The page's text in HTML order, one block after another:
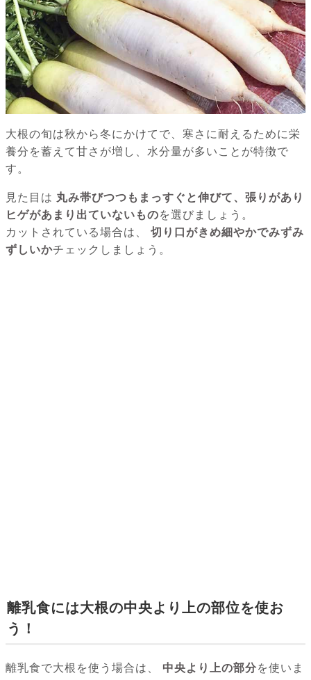
大根の旬は秋から冬にかけてで、寒さに耐えるために栄
養分を蓄えて甘さが増し、水分量が多いことが特徴で
す。
見た目は 丸み帯びつつもまっすぐと伸びて、張りがあり
ヒゲがあまり出ていないものを選びましょう。
カットされている場合は、
切り口がきめ細やかでみずみ
ずしいかチェックしましょう。
離乳食には大根の中央より上の部位を使お
う！
離乳食で大根を使う場合は、 中央より上の部分を使いま